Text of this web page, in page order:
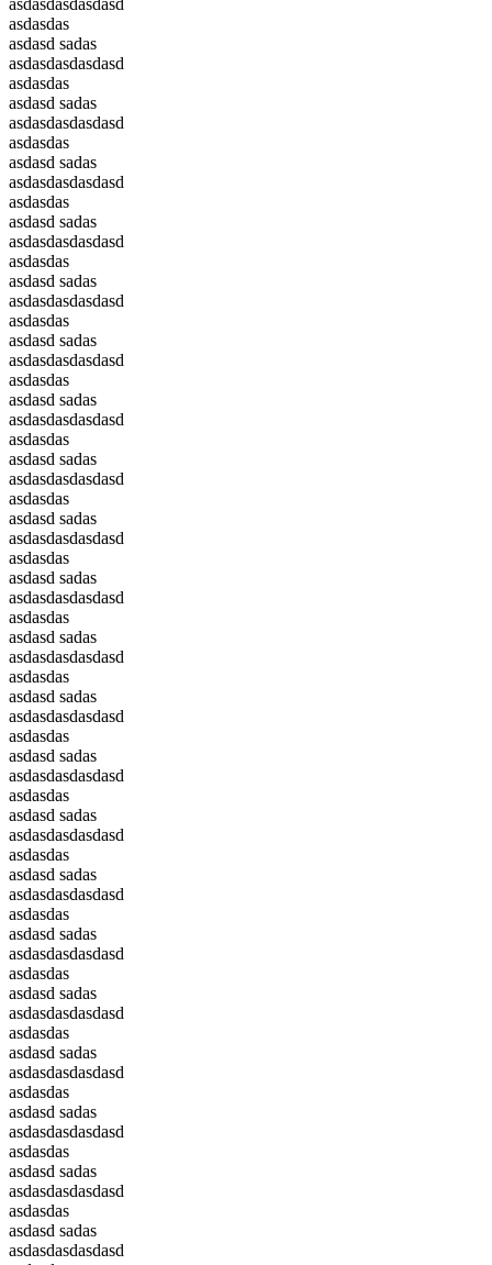
asdasdasdasdasd
asdasdas
asdasd sadas
asdasdasdasdasd
asdasdas
asdasd sadas
asdasdasdasdasd
asdasdas
asdasd sadas
asdasdasdasdasd
asdasdas
asdasd sadas
asdasdasdasdasd
asdasdas
asdasd sadas
asdasdasdasdasd
asdasdas
asdasd sadas
asdasdasdasdasd
asdasdas
asdasd sadas
asdasdasdasdasd
asdasdas
asdasd sadas
asdasdasdasdasd
asdasdas
asdasd sadas
asdasdasdasdasd
asdasdas
asdasd sadas
asdasdasdasdasd
asdasdas
asdasd sadas
asdasdasdasdasd
asdasdas
asdasd sadas
asdasdasdasdasd
asdasdas
asdasd sadas
asdasdasdasdasd
asdasdas
asdasd sadas
asdasdasdasdasd
asdasdas
asdasd sadas
asdasdasdasdasd
asdasdas
asdasd sadas
asdasdasdasdasd
asdasdas
asdasd sadas
asdasdasdasdasd
asdasdas
asdasd sadas
asdasdasdasdasd
asdasdas
asdasd sadas
asdasdasdasdasd
asdasdas
asdasd sadas
asdasdasdasdasd
asdasdas
asdasd sadas
asdasdasdasdasd